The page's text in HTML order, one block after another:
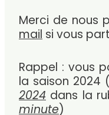
Merci de nous
mail si vous
Rappel : vous
la saison 2024
2024 dans la
minute)